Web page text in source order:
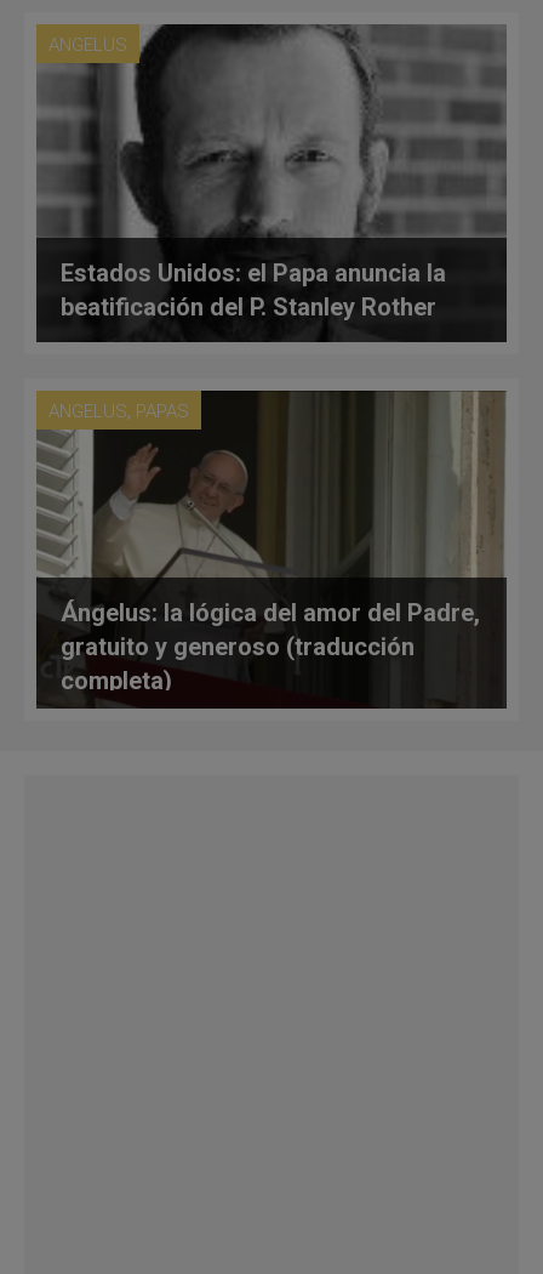
ANGELUS
Estados Unidos: el Papa anuncia la
beatificación del P. Stanley Rother
ANGELUS, PAPAS
Ángelus: la lógica del amor del Padre,
gratuito y generoso (traducción
completa)